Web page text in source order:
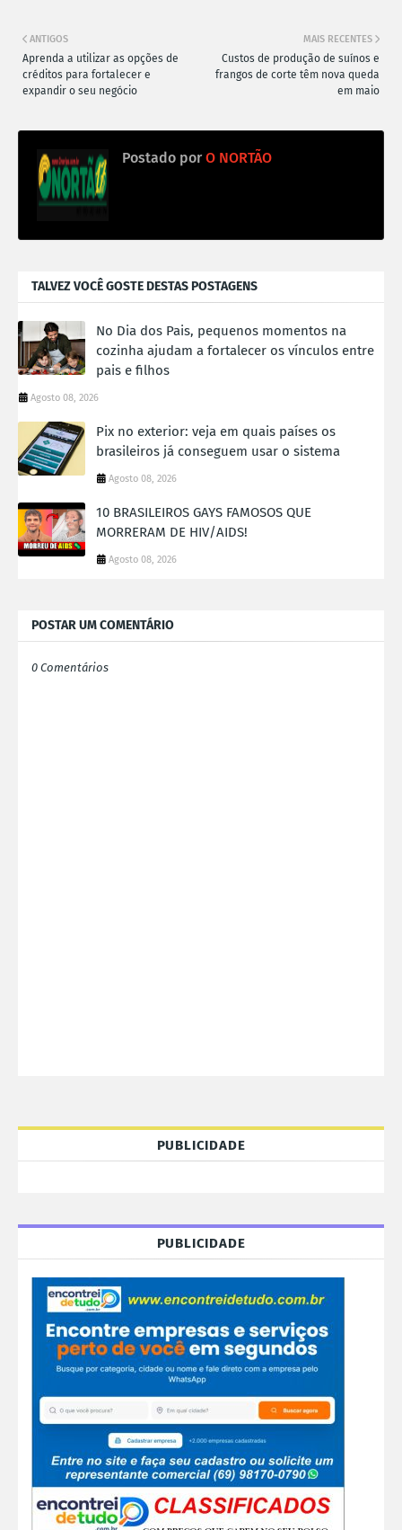
MAIS RECENTES
Custos de produção de suínos e
frangos de corte têm nova queda
em maio
ANTIGOS
Aprenda a utilizar as opções de
créditos para fortalecer e
expandir o seu negócio
Postado por O NORTÃO
TALVEZ VOCÊ GOSTE DESTAS POSTAGENS
No Dia dos Pais, pequenos momentos na
cozinha ajudam a fortalecer os vínculos entre
pais e filhos
Agosto 08, 2026
Pix no exterior: veja em quais países os
brasileiros já conseguem usar o sistema
Agosto 08, 2026
10 BRASILEIROS GAYS FAMOSOS QUE
MORRERAM DE HIV/AIDS!
Agosto 08, 2026
POSTAR UM COMENTÁRIO
0 Comentários
PUBLICIDADE
PUBLICIDADE